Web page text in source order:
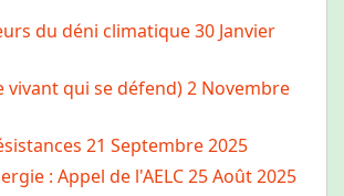
du déni climatique30 Janvier
vivant qui se défend)2 Novembre
21 Septembre 2025
: Appel de l'AELC25 Août 2025